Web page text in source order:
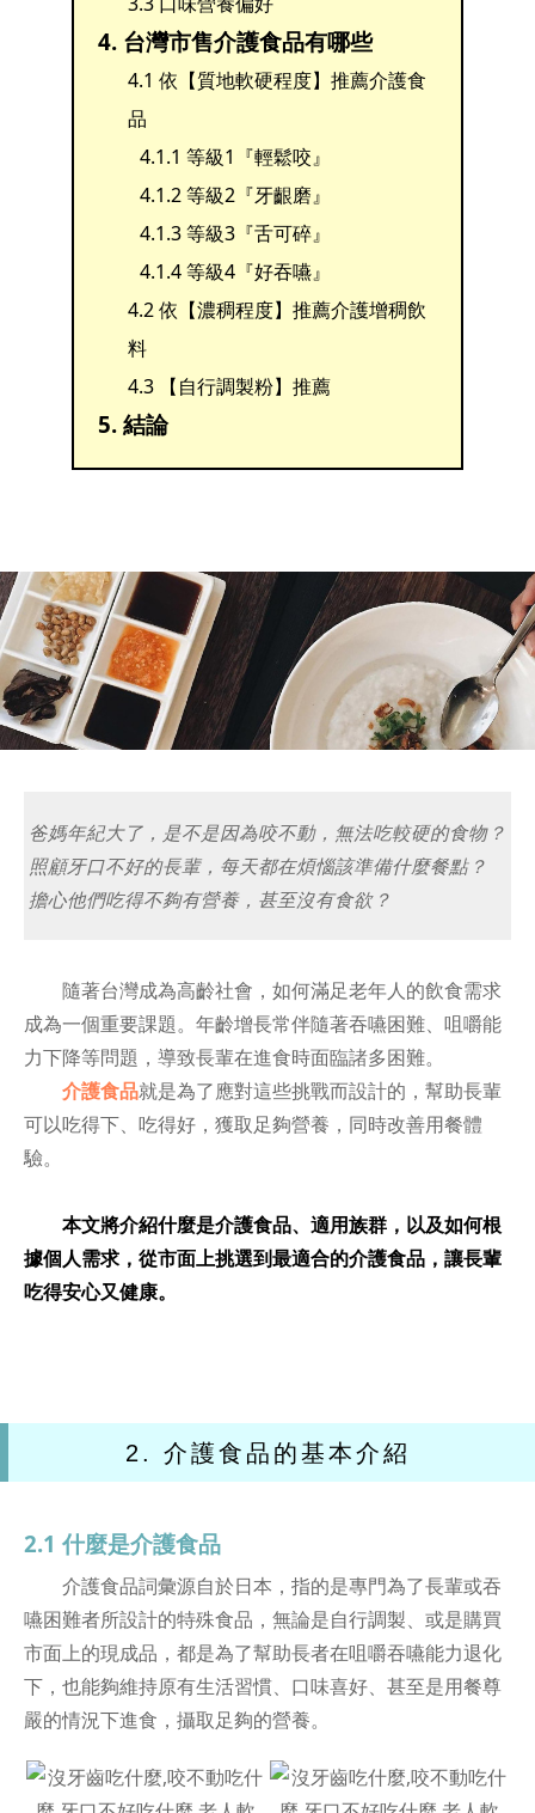
4. 台灣市售介護食品有哪些
4.1 依【質地軟硬程度】推薦介護食
品
4.1.1 等級1『輕鬆咬』
4.1.2 等級2『牙齦磨』
4.1.3 等級3『舌可碎』
4.1.4 等級4『好吞嚥』
4.2 依【濃稠程度】推薦介護增稠飲
料
4.3 【自行調製粉】推薦
5. 結論
爸媽年紀大了，是不是因為咬不動，無法吃較硬的食物？
照顧牙口不好的長輩，每天都在煩惱該準備什麼餐點？
擔心他們吃得不夠有營養，甚至沒有食欲？
隨著台灣成為高齡社會，如何滿足老年人的飲食需求
成為一個重要課題。年齡增長常伴隨著吞嚥困難、咀嚼能
力下降等問題，導致長輩在進食時面臨諸多困難。
介護食品就是為了應對這些挑戰而設計的，幫助長輩
可以吃得下、吃得好，獲取足夠營養，同時改善用餐體
驗。
本文將介紹什麼是介護食品、適用族群，以及如何根
據個人需求，從市面上挑選到最適合的介護食品，讓長輩
吃得安心又健康。
2. 介護食品的基本介紹
2.1 什麼是介護食品
介護食品詞彙源自於日本，指的是專門為了長輩或吞
嚥困難者所設計的特殊食品，無論是自行調製、或是購買
市面上的現成品，都是為了幫助長者在咀嚼吞嚥能力退化
下，也能夠維持原有生活習慣、口味喜好、甚至是用餐尊
嚴的情況下進食，攝取足夠的營養。